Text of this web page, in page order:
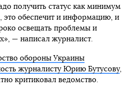
получить статус как минимум
это обеспечит и информацию, и
освещать проблемы и
— написал журналист.
обороны Украины
журналисту Юрию Бутусову,
критиковал ведомство.